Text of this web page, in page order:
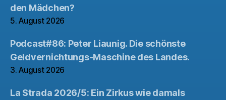
den Mädchen?
5. August 2026
Podcast#86: Peter Liaunig. Die schönste
Geldvernichtungs-Maschine des Landes.
3. August 2026
La Strada 2026/5: Ein Zirkus wie damals